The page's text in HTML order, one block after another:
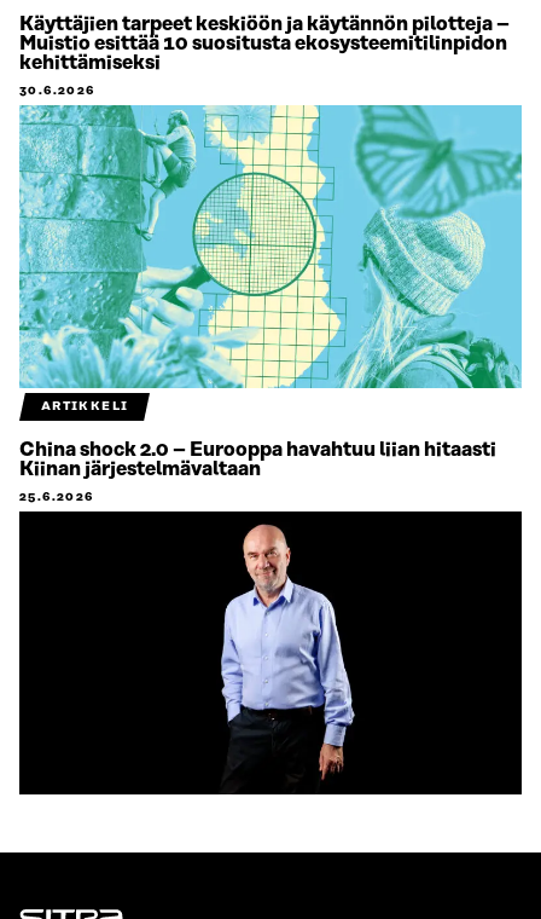
Käyttäjien tarpeet keskiöön ja käytännön pilotteja –
Muistio esittää 10 suositusta ekosysteemitilinpidon
kehittämiseksi
30.6.2026
ARTIKKELI
China shock 2.0 – Eurooppa havahtuu liian hitaasti
Kiinan järjestelmävaltaan
25.6.2026